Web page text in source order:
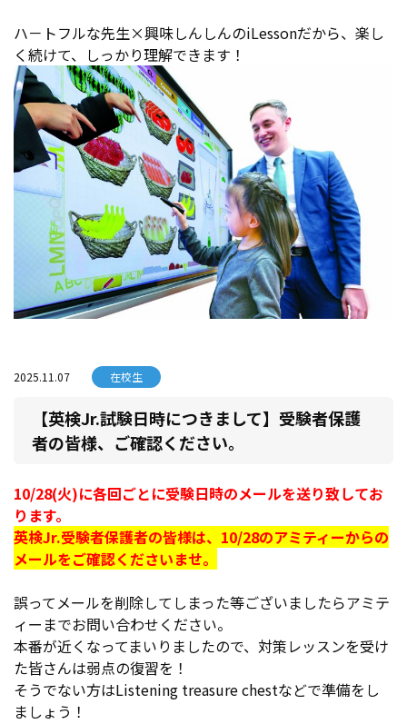
ハ－トフルな先生×興味しんしんのiLessonだから、楽し
く続けて、しっかり理解できます！
2025.11.07 在校生
【英検Jr.試験日時につきまして】受験者保護
者の皆様、ご確認ください。
10/28(火)に各回ごとに受験日時のメールを送り致してお
ります。
英検Jr.受験者保護者の皆様は、10/28のアミティーからの
メールをご確認くださいませ。
誤ってメールを削除してしまった等ございましたらアミテ
ィーまでお問い合わせください。
本番が近くなってまいりましたので、対策レッスンを受け
た皆さんは弱点の復習を！
そうでない方はListening treasure chestなどで準備をし
ましょう！